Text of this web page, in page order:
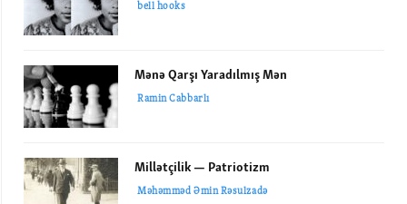
bell hooks
Mənə Qarşı Yaradılmış Mən
Ramin Cabbarlı
Millətçilik — Patriotizm
Məhəmməd Əmin Rəsulzadə